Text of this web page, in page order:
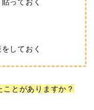
っておく
しておく
とがありますか？